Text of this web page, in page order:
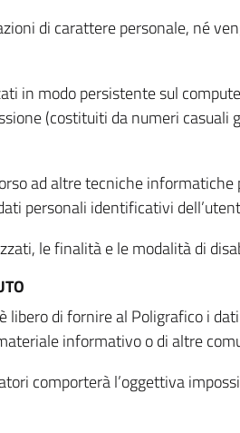
di carattere personale, né
in modo persistente sul
(costituiti da numeri casuali
ad altre tecniche
personali identificativi
le finalità e le modalità di
libero di fornire al Poligrafico i
informativo o di altre
comporterà l’oggettiva